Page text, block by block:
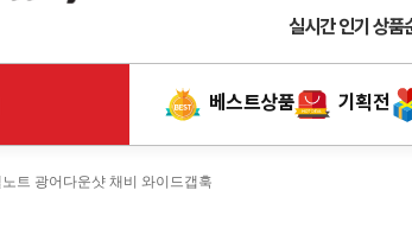
실시간인기 상품
베스트상품 기획전
트 광어다운샷 채비 와이드갭훅